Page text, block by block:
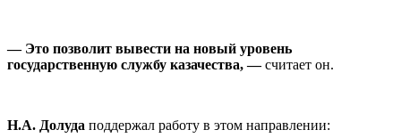
— Это позволит вывести на новый уровень
государственную службу казачества, —считает он.
Н.А. Долуда поддержал работу в этом направлении: